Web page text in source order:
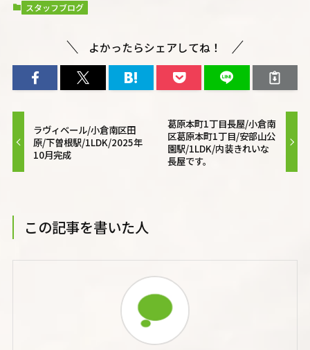
スタッフブログ
よかったらシェアしてね！
ラヴィベール/小倉南区田
原/下曽根駅/1LDK/2025年
10月完成
葛原本町1丁目長屋/小倉南
区葛原本町1丁目/安部山公
園駅/1LDK/内装きれいな
長屋です。
この記事を書いた人